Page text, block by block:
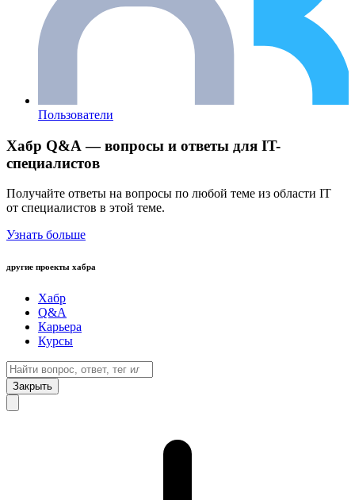
Пользователи
Хабр Q&A — вопросы и ответы для IT-
специалистов
Получайте ответы на вопросы по любой теме из области IT
от специалистов в этой теме.
Узнать больше
другие проекты хабра
Хабр
Q&A
Карьера
Курсы
Закрыть